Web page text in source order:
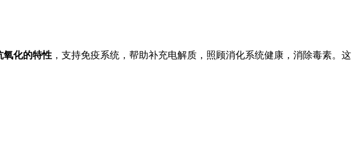
氧化的特性 ，支持免疫系统，帮助补充电解质，照顾消化系统健康，消除毒素。这